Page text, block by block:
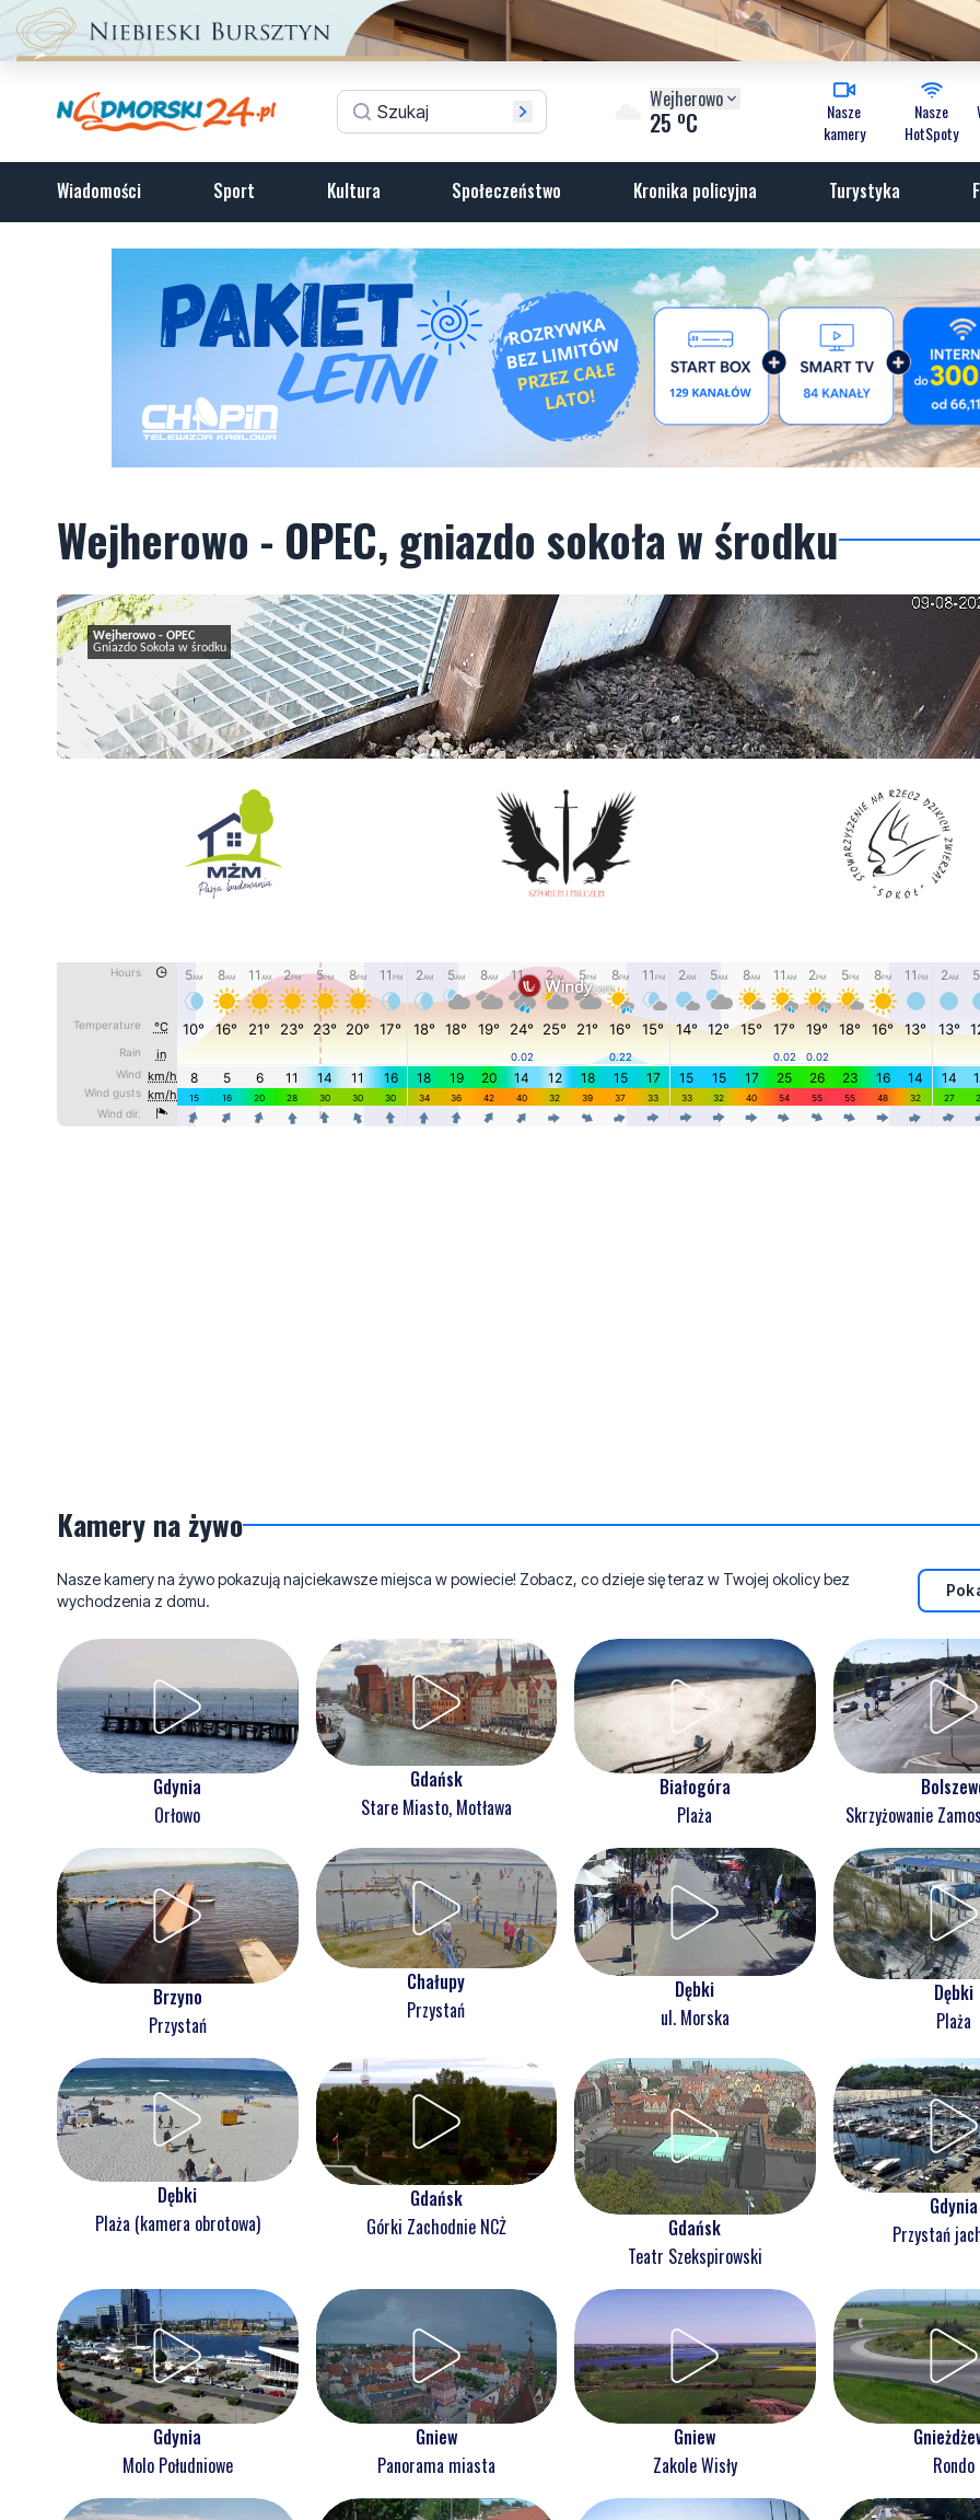
Wejherowo
25 oC
Nasze
kamery
Nasze
HotSpoty
Wiadomości Sport Kultura Społeczeństwo Kronika policyjna Turystyka
Wejherowo - OPEC, gniazdo sokoła w środku
Kamery na żywo
Nasze kamery na żywo pokazują najciekawsze miejsca w powiecie! Zobacz, co dzieje się teraz w Twojej okolicy bez
wychodzenia z domu.
Gdynia
Orłowo
Gdańsk
Stare Miasto, Motława
Białogóra
Plaża
Skrzyżowanie
Brzyno
Przystań
Chałupy
Przystań
Dębki
ul. Morska
Dębki
Plaża
Dębki
Plaża (kamera obrotowa)
Gdańsk
Górki Zachodnie NCŻ
Gdańsk
Teatr Szekspirowski
Gdynia
Przystań
Gdynia
Molo Południowe
Gniew
Panorama miasta
Gniew
Zakole Wisły
Rondo